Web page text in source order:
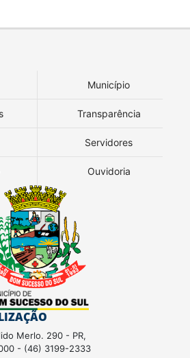
Município
Transparência
Servidores
Ouvidoria
Merlo. 290 - PR,
- (46) 3199-2333